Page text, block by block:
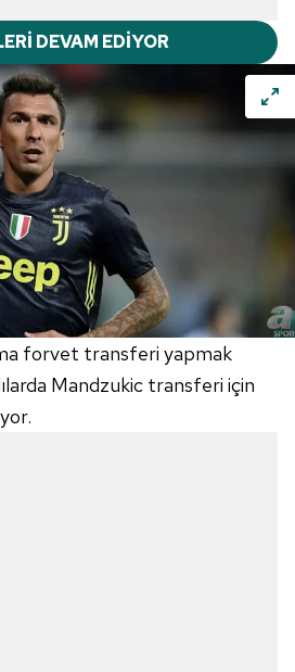
DEVAM EDİYOR
forvet transferi yapmak
Mandzukic transferi için